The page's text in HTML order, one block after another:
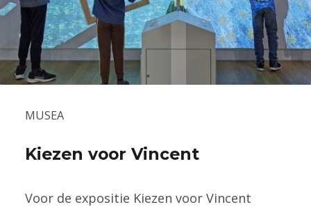
MUSEA
Kiezen voor Vincent
Voor de expositie Kiezen voor Vincent